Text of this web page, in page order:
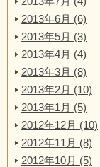
2013年6月 (6)
2013年5月 (3)
2013年4月 (4)
2013年3月 (8)
2013年2月 (10)
2013年1月 (5)
2012年12月 (10)
2012年11月 (8)
2012年10月 (5)